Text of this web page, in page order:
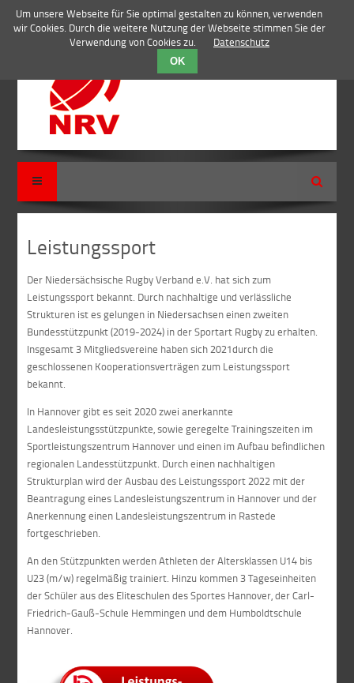
Suche
Leistungssport
Der Niedersächsische Rugby Verband e.V. hat sich zum
Leistungssport bekannt. Durch nachhaltige und verlässliche
Strukturen ist es gelungen in Niedersachsen einen zweiten
Bundesstützpunkt (2019-2024) in der Sportart Rugby zu erhalten.
Insgesamt 3 Mitgliedsvereine haben sich 2021durch die
geschlossenen Kooperationsverträgen zum Leistungssport
bekannt.
In Hannover gibt es seit 2020 zwei anerkannte
Landesleistungsstützpunkte, sowie geregelte Trainingszeiten im
Sportleistungszentrum Hannover und einen im Aufbau befindlichen
regionalen Landesstützpunkt. Durch einen nachhaltigen
Strukturplan wird der Ausbau des Leistungssport 2022 mit der
Beantragung eines Landesleistungszentrum in Hannover und der
Anerkennung einen Landesleistungszentrum in Rastede
fortgeschrieben.
An den Stützpunkten werden Athleten der Altersklassen U14 bis
U23 (m/w) regelmäßig trainiert. Hinzu kommen 3 Tageseinheiten
der Schüler aus des Eliteschulen des Sportes Hannover, der Carl-
Friedrich-Gauß-Schule Hemmingen und dem Humboldtschule
Hannover.
Um unsere Webseite für Sie optimal gestalten zu können, verwenden
wir Cookies. Durch die weitere Nutzung der Webseite stimmen Sie der
Verwendung von Cookies zu.
Datenschutz
OK